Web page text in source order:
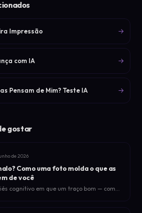
Impressão →
com IA →
Pensam de Mim? Teste IA →
gostar
de 2026
Como uma foto molda o que as
de você
cognitivo em que um traço bom — como
Veja a ciência e como usar.